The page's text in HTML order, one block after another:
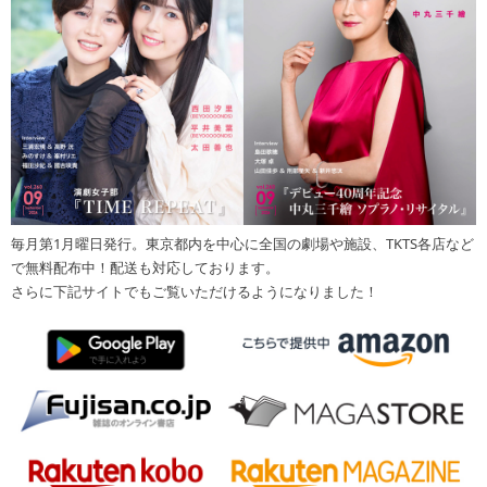
毎月第1月曜日発行。東京都内を中心に全国の劇場や施設、TKTS各店など
で無料配布中！配送も対応しております。
さらに下記サイトでもご覧いただけるようになりました！